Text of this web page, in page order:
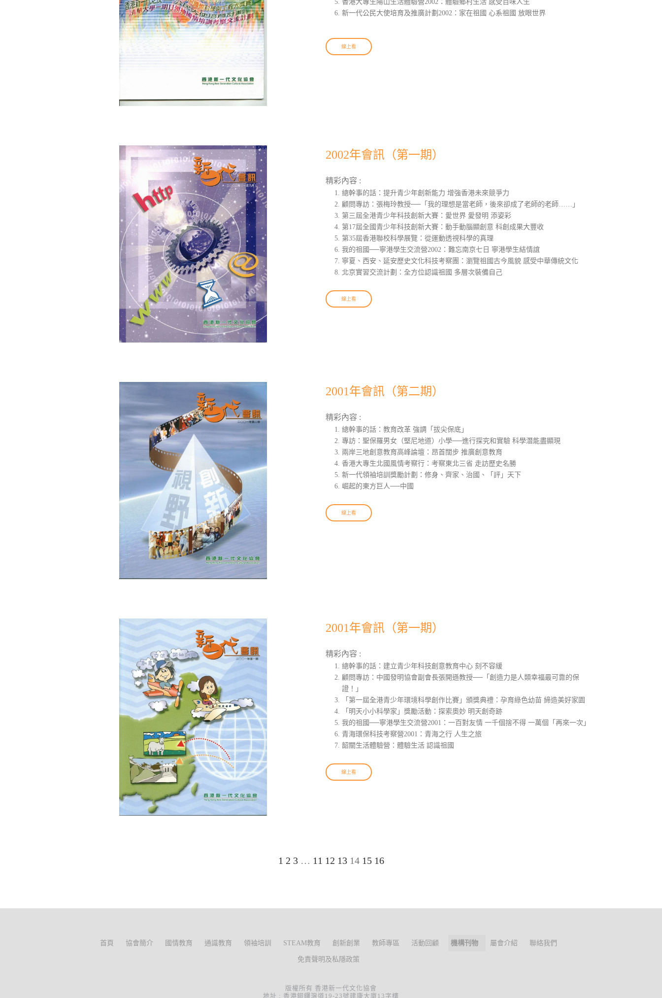
香港大專生陽山生活體驗營2002：體驗鄉村生活 感受百味人生
新一代公民大使培育及推廣計劃2002：家在祖國 心系祖國 放眼世界
線上看
2002年會訊（第一期）
精彩內容 :
總幹事的話：提升青少年創新能力 增強香港未來競爭力
顧問專訪：張梅玲教授──「我的理想是當老師，後來卻成了老師的老師……」
第三屆全港青少年科技創新大賽：愛世界 愛發明 添姿彩
第17屆全國青少年科技創新大賽：動手動腦顯創意 科創成果大豐收
第35屆香港聯校科學展覽：從運動透視科學的真理
我的祖國──寧港學生交流營2002：難忘南京七日 寧港學生結情誼
寧夏、西安、延安歷史文化科技考察團：瀏覽祖國古今風貌 感受中華傳統文化
北京實習交流計劃：全方位認識祖國 多層次裝備自己
線上看
2001年會訊（第二期）
精彩內容 :
總幹事的話：教育改革 強調「拔尖保底」
專訪：聖保羅男女（堅尼地道）小學──進行探究和實驗 科學潛能盡顯現
兩岸三地創意教育高峰論壇：昂首闊步 推廣創意教育
香港大專生北國風情考察行：考察東北三省 走訪歷史名勝
新一代領袖培訓獎勵計劃：修身、齊家、治國、「評」天下
崛起的東方巨人──中國
線上看
2001年會訊（第一期）
精彩內容 :
總幹事的話：建立青少年科技創意教育中心 刻不容緩
顧問專訪：中國發明協會副會長張開遜教授──「創造力是人類幸福最可靠的保
證！」
「第一屆全港青少年環境科學創作比賽」頒獎典禮：孕育綠色幼苗 締造美好家園
「明天小小科學家」獎勵活動：探索奧妙 明天創奇跡
我的祖國──寧港學生交流營2001：一百對友情 一千個捨不得 一萬個「再來一次」
青海環保科技考察營2001：青海之行 人生之旅
韶關生活體驗營：體驗生活 認識祖國
線上看
1 2 3 … 11 12 13 14 15 16
首頁 協會簡介 國情教育 通識教育 領袖培訓 STEAM教育 創新創業 教師專區 活動回顧 機構刊物 屬會介紹 聯絡我們
免責聲明及私隱政策
版權所有 香港新一代文化協會
地址 : 香港銅鑼灣道19-23號建康大廈13字樓